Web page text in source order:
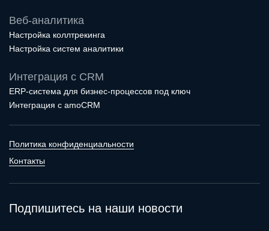
Веб-аналитика
Настройка коллтрекинга
Настройка систем аналитики
Интеграция с CRM
ERP-система для бизнес-процессов под ключ
Интеграция с amoCRM
Политика конфиденциальности
Контакты
Подпишитесь на наши новости